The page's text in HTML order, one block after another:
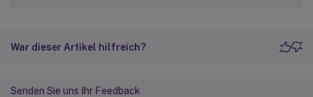
War dieser Artikel hilfreich?
Senden Sie uns Ihr Feedback